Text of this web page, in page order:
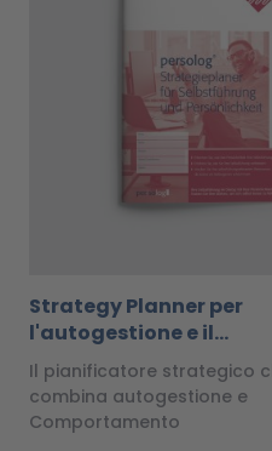
Strategy Planner per
l'autogestione e il
Comportamento
Il pianificatore strategico
combina autogestione e
Comportamento